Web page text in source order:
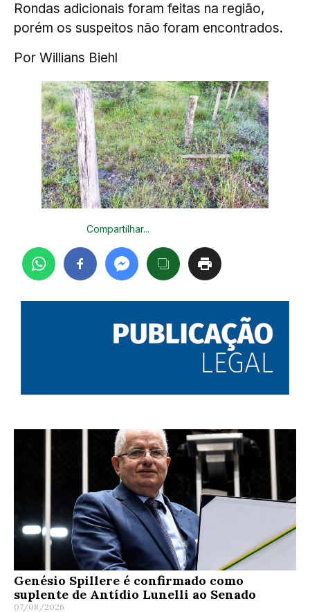
Rondas adicionais foram feitas na região,
porém os suspeitos não foram encontrados.
Por Willians Biehl
Compartilhar...
Genésio Spillere é confirmado como
suplente de Antídio Lunelli ao Senado
07/08/2026